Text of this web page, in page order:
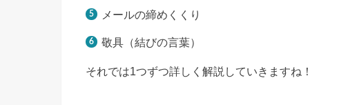
メールの締めくくり
敬具（結びの言葉）
それでは1つずつ詳しく解説していきますね！